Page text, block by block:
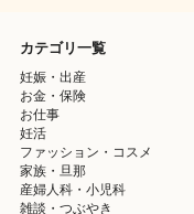
カテゴリ一覧
妊娠・出産
お金・保険
お仕事
妊活
ファッション・コスメ
家族・旦那
産婦人科・小児科
雑談・つぶやき